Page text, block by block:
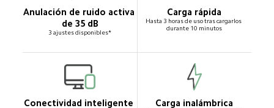
Anulación de ruido activa
de 35 dB
3 ajustes disponibles*
Carga rápida
Hasta 3 horas de uso tras cargarlos
durante 10 minutos
Conectividad inteligente
Carga inalámbrica